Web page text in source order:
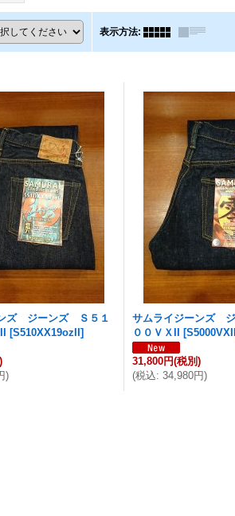
表示方法:
ズ ジーンズ Ｓ５１
[S510XX19ozII]
)
サムライジーンズ
００ＶＸII
[
31,800円(税別)
(税込: 34,980円)